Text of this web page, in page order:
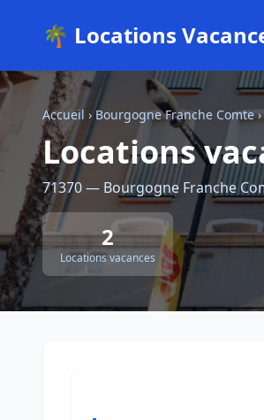
🌴 Locations
Accueil › Bourgogne Franche Comte›
Locations
71370 — Bourgogne Franche
2
Locations vacances